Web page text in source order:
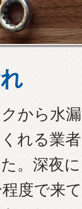
から水
れる業
。深夜
度で来